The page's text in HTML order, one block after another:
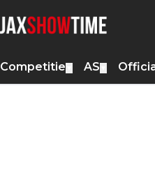
Competitie AS